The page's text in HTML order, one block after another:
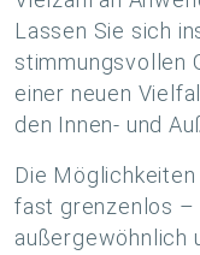
Lassen Sie sich
stimmungsvollen
einer neuen
den Innen- und
Die
fast grenzenlos –
außergewöhnlich